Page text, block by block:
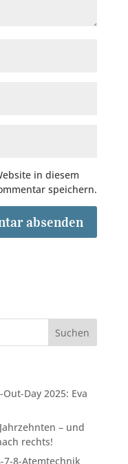
in diesem
speichern.
Suchen
Day 2025: Eva
– und
rechts!
7-8-Atemtechnik